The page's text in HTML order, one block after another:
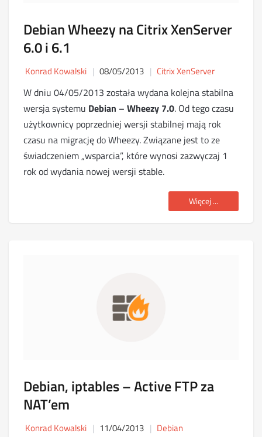
Debian Wheezy na Citrix XenServer
6.0 i 6.1
Konrad Kowalski 08/05/2013 Citrix XenServer
W dniu 04/05/2013 została wydana kolejna stabilna
wersja systemu Debian – Wheezy 7.0. Od tego czasu
użytkownicy poprzedniej wersji stabilnej mają rok
czasu na migrację do Wheezy. Związane jest to ze
świadczeniem „wsparcia”, które wynosi zazwyczaj 1
rok od wydania nowej wersji stable.
Więcej ...
Debian, iptables – Active FTP za
NAT’em
Konrad Kowalski 11/04/2013 Debian